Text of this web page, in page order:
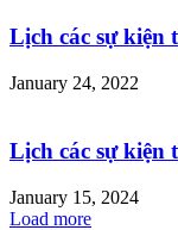
Lịch các sự kiện
January 24, 2022
Lịch các sự kiện
January 15, 2024
Load more